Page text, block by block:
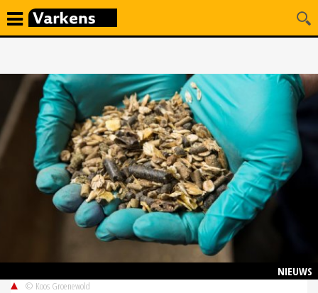
NIEUWS
© Koos Groenewold